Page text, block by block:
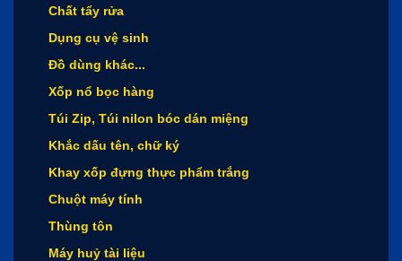
Chất tẩy rửa
Dụng cụ vệ sinh
Đồ dùng khác...
Xốp nổ bọc hàng
Túi Zip, Túi nilon bóc dán miệng
Khắc dấu tên, chữ ký
Khay xốp đựng thực phẩm trắng
Chuột máy tính
Thùng tôn
Máy huỷ tài liệu